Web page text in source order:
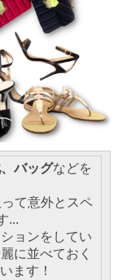
バッグなどを
て意外とスペ
...
ョンをしてい
に並べておく
ます！